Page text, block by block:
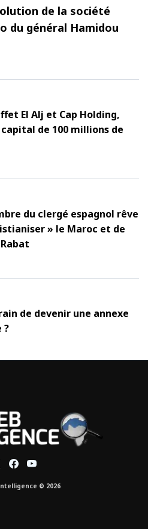
de la société
du général Hamidou
El Alj et Cap Holding,
de 100 millions de
du clergé espagnol rêve
» le Maroc et de
de devenir une annexe
?
© 2026